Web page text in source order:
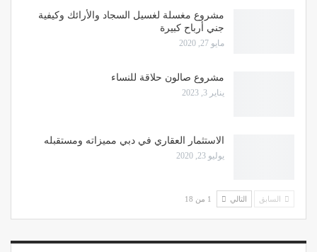
مشروع مغسلة لغسيل السجاد والأرائك وكيفية
جني أرباح كبيرة
مايو 27, 2020
مشروع صالون حلاقة للنساء
يناير 3, 2023
الاستثمار العقاري في دبي مميزاته ومستقبله
يوليو 23, 2020
السابق التالي 1 من 18